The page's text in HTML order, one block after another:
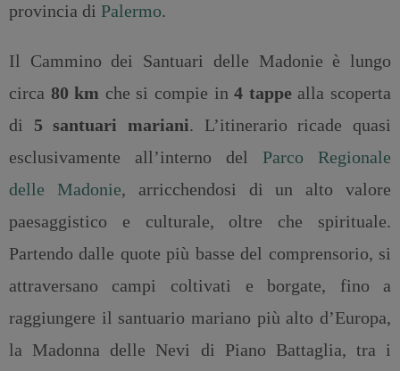
provincia di Palermo.
Il Cammino dei Santuari delle Madonie è lungo
circa 80 km che si compie in4 tappealla scoperta
di 5 santuari mariani. L’itinerario ricade quasi
esclusivamente all’interno del Parco Regionale
delle Madonie, arricchendosi di un alto valore
paesaggistico e culturale, oltre che spirituale.
Partendo dalle quote più basse del comprensorio, si
attraversano campi coltivati e borgate, fino a
raggiungere il santuario mariano più alto d’Europa,
la Madonna delle Nevi di Piano Battaglia, tra i